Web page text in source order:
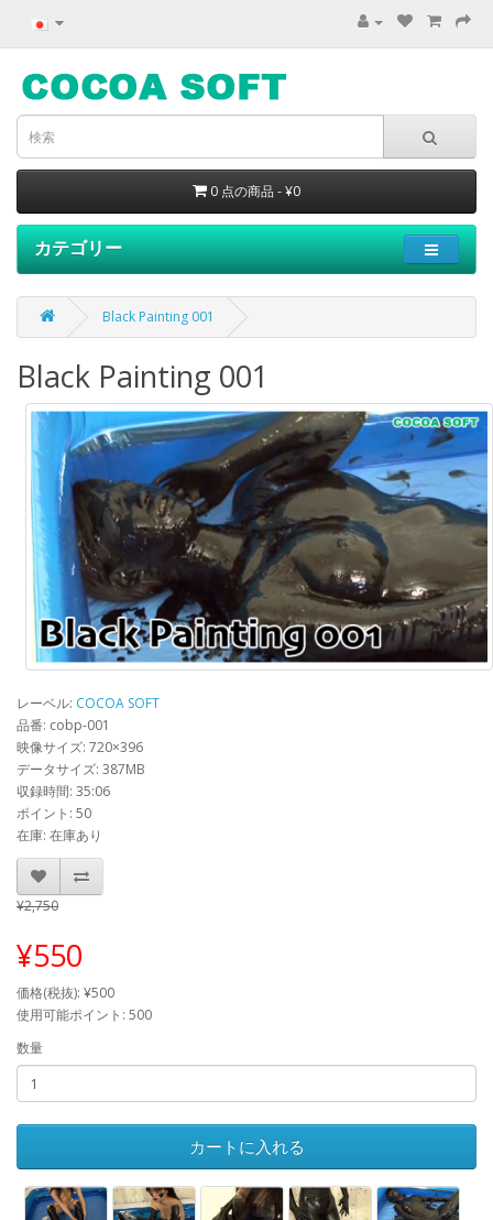
0 点の商品 - ¥0
カテゴリー
Black Painting 001
Black Painting 001
レーベル: COCOA SOFT
品番: cobp-001
映像サイズ: 720×396
データサイズ: 387MB
収録時間: 35:06
ポイント: 50
在庫: 在庫あり
¥2,750
¥550
価格(税抜): ¥500
使用可能ポイント: 500
数量
カートに入れる